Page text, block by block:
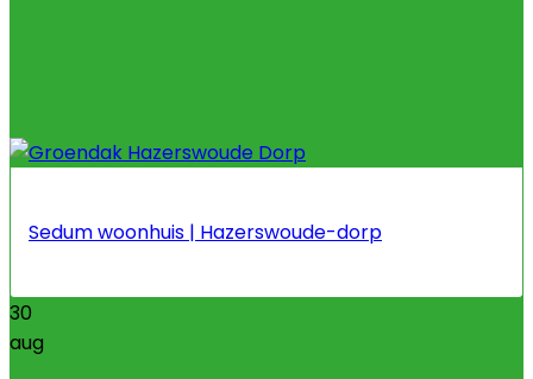
Sedum woonhuis | Hazerswoude-dorp
30
aug